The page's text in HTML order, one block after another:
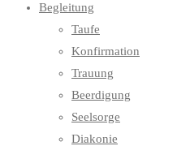
Begleitung
Taufe
Konfirmation
Trauung
Beerdigung
Seelsorge
Diakonie